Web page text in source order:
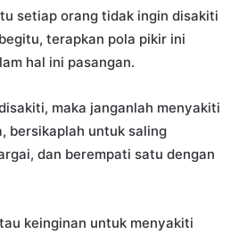
setiap orang tidak ingin disakiti
terapkan pola pikir ini
hal ini pasangan.
maka janganlah menyakiti
bersikaplah untuk saling
dan berempati satu dengan
keinginan untuk menyakiti